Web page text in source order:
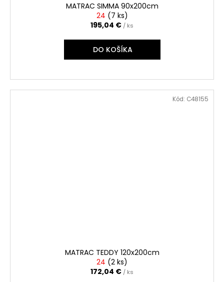
MATRAC SIMMA 90x200cm
24 (7 ks)
195,04 € / ks
DO KOŠÍKA
MATRAC TEDDY 120x200cm
24 (2 ks)
172,04 € / ks
Kód: C48155